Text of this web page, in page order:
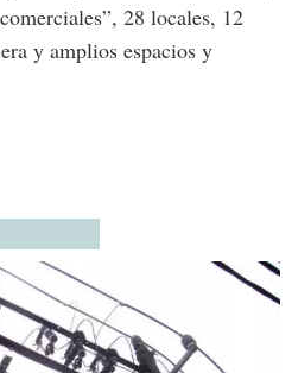
28 locales, 12
y amplios espacios y